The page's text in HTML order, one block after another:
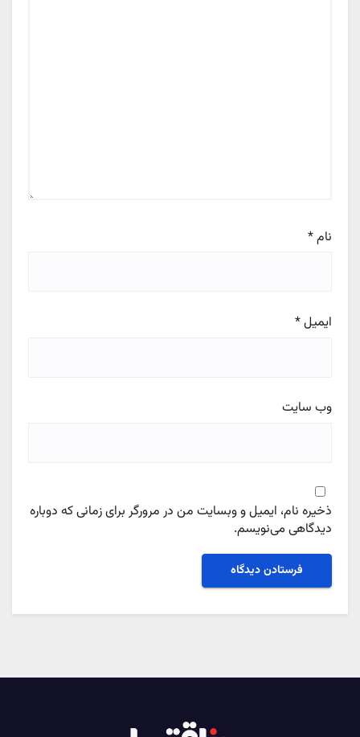
نام*
ایمیل*
وب‌ سایت
ذخیره نام، ایمیل و وبسایت من در مرورگر برای زمانی که دوباره
دیدگاهی می‌نویسم.